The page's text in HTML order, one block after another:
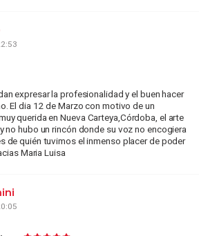
expresar la profesionalidad y el buen hacer
El dia 12 de Marzo con motivo de un
querida en Nueva Carteya,Córdoba, el arte
no hubo un rincón donde su voz no encogiera
de quién tuvimos el inmenso placer de poder
Maria Luisa